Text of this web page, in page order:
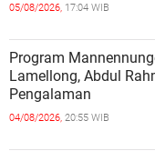
05/08/2026, 17:04 WIB
Program
Lamellong, Abdul
Pengalaman
04/08/2026, 20:55 WIB